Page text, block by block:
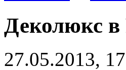
Деколюкс в
27.05.2013,